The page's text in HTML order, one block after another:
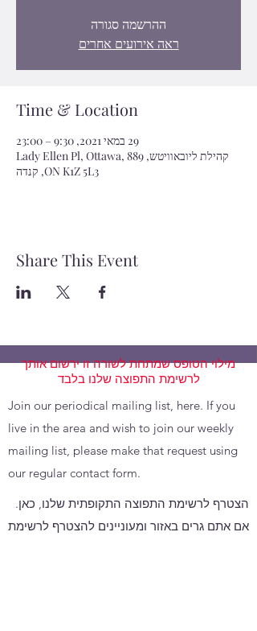
ההרשמה סגורה
ראה אירועים אחרים
Time & Location
29 במאי 2021, 9:30 – 23:00
קהילת ליובאוויטש, 889 Lady Ellen Pl, Ottawa,
ON K1Z 5L3, קנדה
Share This Event
מילוי הטופס שמתחת לשורה זו ירשום אותך
לרשימת התפוצה שלנו בלבד
Join our periodical mailing list, here. If you
live in the area and wish to join our weekly
mailing list, please make that request using
our regular contact form.
הצטרף לרשימת התפוצה התקופתית שלנו, כאן.
אם אתם גרים באזור ומעוניינים להצטרף לרשימת